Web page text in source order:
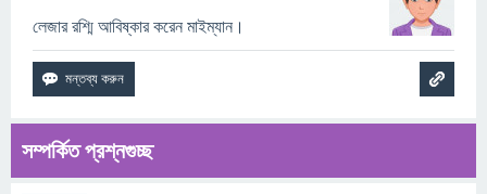
লেজার রশ্মি আবিষ্কার করেন মাইম্যান।
সম্পর্কিত প্রশ্নগুচ্ছ